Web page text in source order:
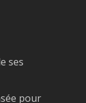
ses
pour